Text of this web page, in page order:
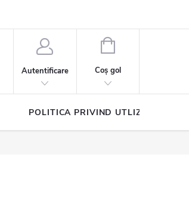
Autentificare
COŞ
CUMPĂRĂTURI
Coş gol
POLITICA PRIVIND UTLIZAREA